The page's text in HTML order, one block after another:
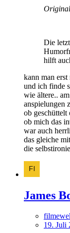
Die
hilft
kann man
und ich finde
wie ältere..
anspielungen
ob geschüttelt
ob mich das
war auch
das gleiche
die
James
19. Juli